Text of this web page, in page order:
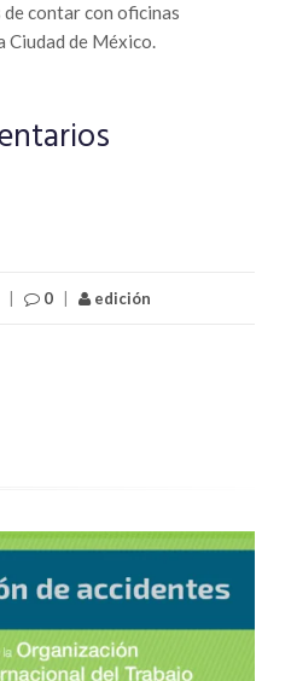
contar con oficinas
Ciudad de México.
0 edición